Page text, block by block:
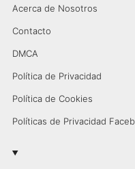
Acerca de Nosotros
Contacto
DMCA
Política de Privacidad
Política de Cookies
Políticas de Privacidad